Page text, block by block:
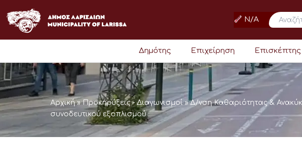
στο
περιεχόμενο
N/A
Δημότης Επιχείρηση Επισκέπτης
Αρχική»Προκηρύξεις - Διαγωνισμοί»Δ/νση Καθαριότητας &
συνοδευτικού εξοπλισμού